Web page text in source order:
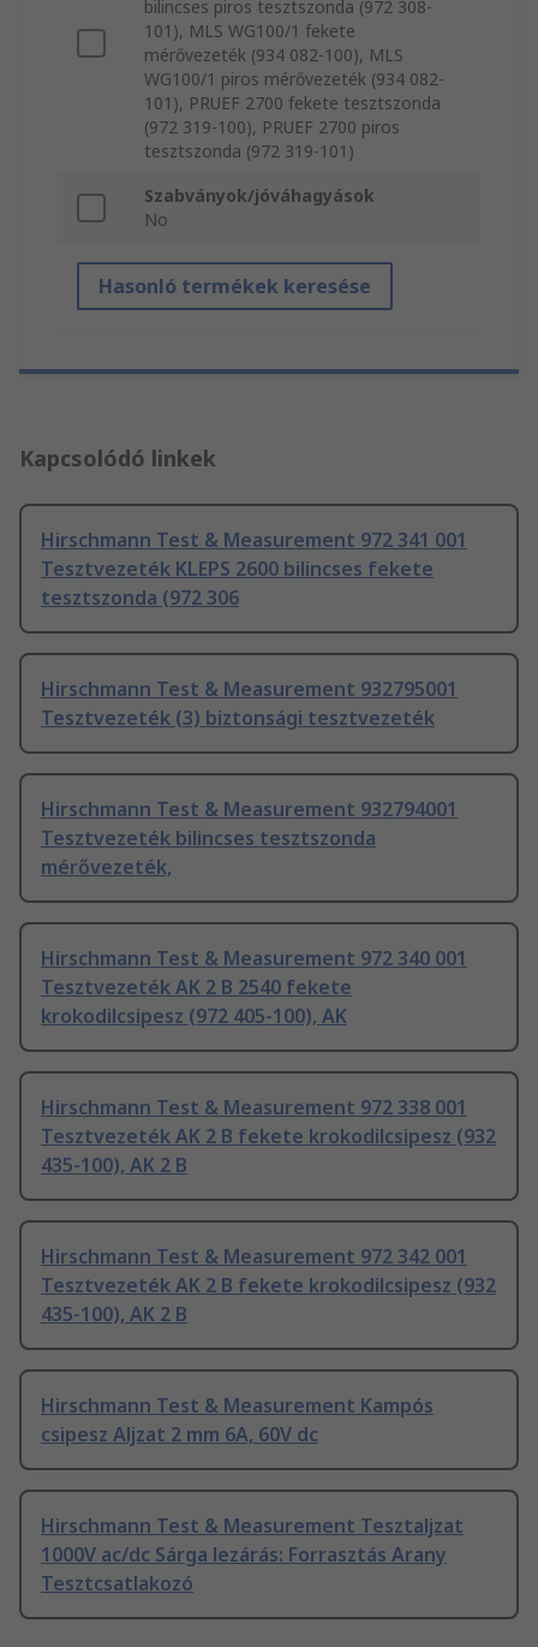
bilincses piros tesztszonda (972 308-
101), MLS WG100/1 fekete
mérővezeték (934 082-100), MLS
WG100/1 piros mérővezeték (934 082-
101), PRUEF 2700 fekete tesztszonda
(972 319-100), PRUEF 2700 piros
tesztszonda (972 319-101)
Szabványok/jóváhagyások
No
Hasonló termékek keresése
Kapcsolódó linkek
Hirschmann Test & Measurement 972 341 001
Tesztvezeték KLEPS 2600 bilincses fekete
tesztszonda (972 306
Hirschmann Test & Measurement 932795001
Tesztvezeték (3) biztonsági tesztvezeték
Hirschmann Test & Measurement 932794001
Tesztvezeték bilincses tesztszonda
mérővezeték,
Hirschmann Test & Measurement 972 340 001
Tesztvezeték AK 2 B 2540 fekete
krokodilcsipesz (972 405-100), AK
Hirschmann Test & Measurement 972 338 001
Tesztvezeték AK 2 B fekete krokodilcsipesz (932
435-100), AK 2 B
Hirschmann Test & Measurement 972 342 001
Tesztvezeték AK 2 B fekete krokodilcsipesz (932
435-100), AK 2 B
Hirschmann Test & Measurement Kampós
csipesz Aljzat 2 mm 6A, 60V dc
Hirschmann Test & Measurement Tesztaljzat
1000V ac/dc Sárga lezárás: Forrasztás Arany
Tesztcsatlakozó